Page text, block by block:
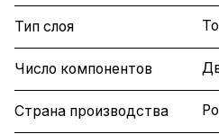
Тип слоя
Число компонентов
Страна производства